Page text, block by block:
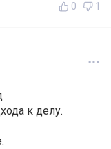
0 1
к делу.